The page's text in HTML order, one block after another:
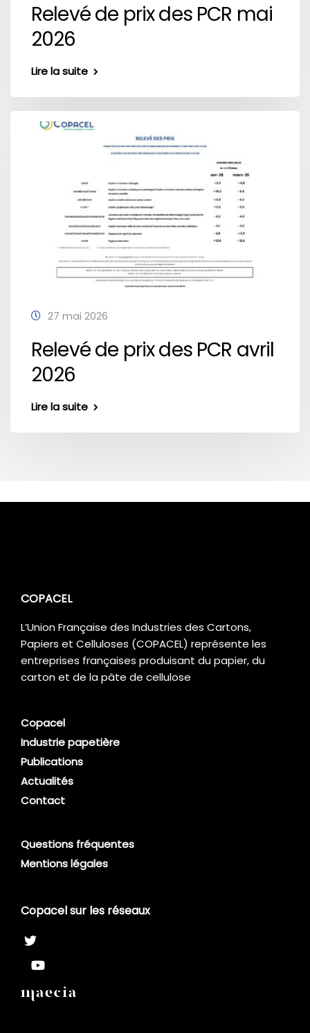
Relevé de prix des PCR mai
2026
Lire la suite
27 mai 2026
Relevé de prix des PCR avril
2026
Lire la suite
COPACEL
L’Union Française des Industries des Cartons,
Papiers et Celluloses (COPACEL) représente les
entreprises françaises produisant du papier, du
carton et de la pâte de cellulose
Copacel
Industrie papetière
Publications
Actualités
Contact
Questions fréquentes
Mentions légales
Copacel sur les réseaux